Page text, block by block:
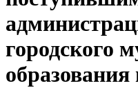
городского
образования